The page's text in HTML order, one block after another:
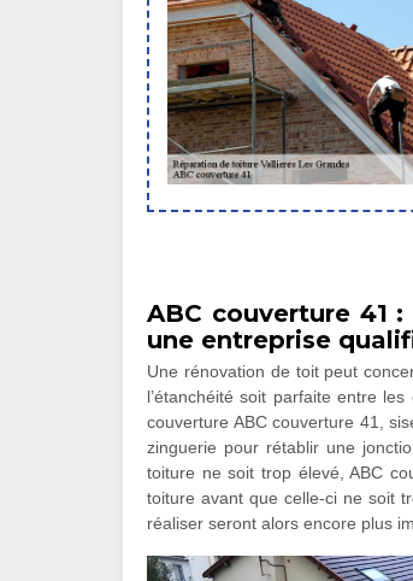
ABC couverture 41
une entreprise
Une rénovation de toit peut
l’étanchéité soit parfaite entre
couverture ABC couverture 41,
zinguerie pour rétablir une
toiture ne soit trop élevé, ABC
toiture avant que celle-ci ne soit
réaliser seront alors encore plus